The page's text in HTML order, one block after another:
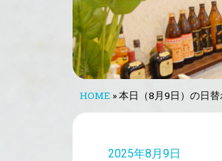
HOME »本日（8月9日）の日替
2025年8月9日